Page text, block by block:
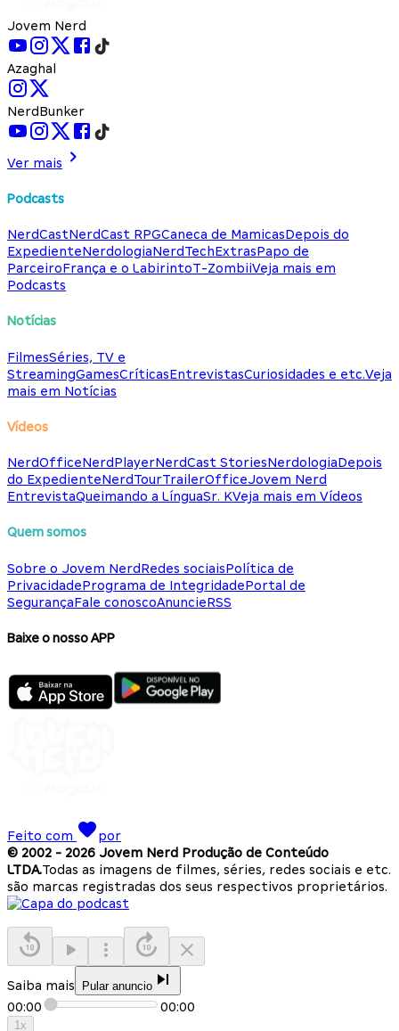
Jovem Nerd
Azaghal
NerdBunker
Ver mais
Podcasts
NerdCastNerdCast RPGCaneca de MamicasDepois do
ExpedienteNerdologiaNerdTechExtrasPapo de
ParceiroFrança e o LabirintoT-ZombiiVeja mais em
Podcasts
Notícias
FilmesSéries, TV e
StreamingGamesCríticasEntrevistasCuriosidades e etc.Veja
mais em Notícias
Vídeos
NerdOfficeNerdPlayerNerdCast StoriesNerdologiaDepois
do ExpedienteNerdTourTrailerOfficeJovem Nerd
EntrevistaQueimando a LínguaSr. KVeja mais em Vídeos
Quem somos
Sobre o Jovem NerdRedes sociaisPolítica de
PrivacidadePrograma de IntegridadePortal de
SegurançaFale conoscoAnuncieRSS
Baixe o nosso APP
Feito com
por
© 2002 - 2026 Jovem Nerd Produção de Conteúdo
LTDA.Todas as imagens de filmes, séries, redes sociais e etc.
são marcas registradas dos seus respectivos proprietários.
Saiba mais Pular anuncio
00:00 00:00
1x